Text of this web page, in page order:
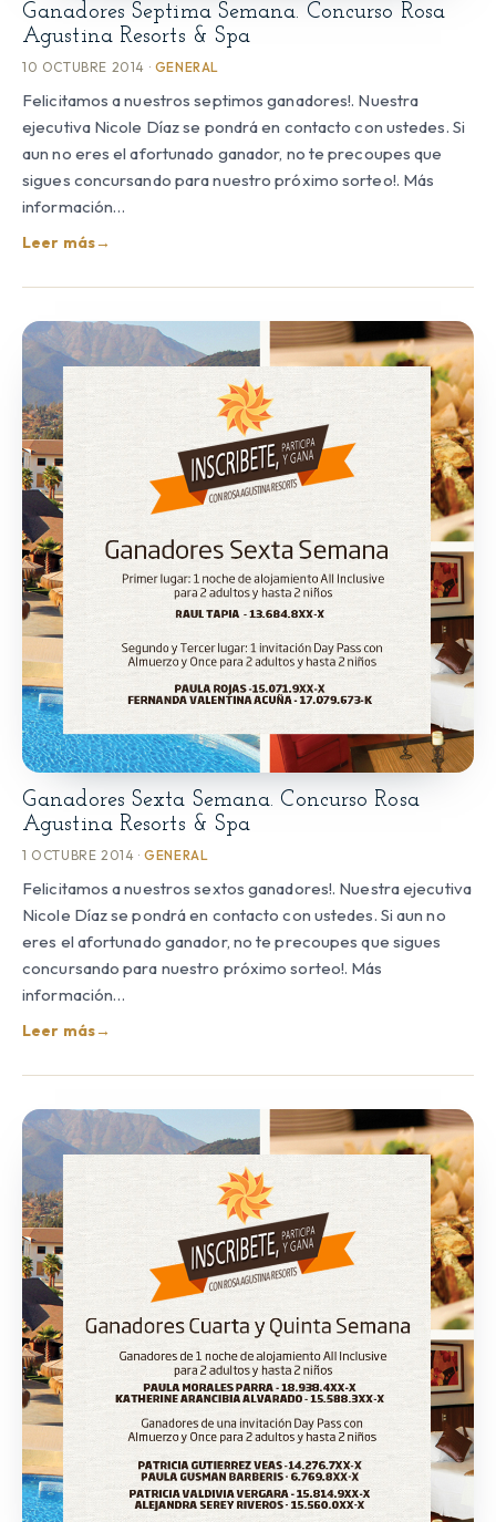
Ganadores Septima Semana. Concurso Rosa
Agustina Resorts & Spa
10 OCTUBRE 2014 · GENERAL
Felicitamos a nuestros septimos ganadores!. Nuestra
ejecutiva Nicole Díaz se pondrá en contacto con ustedes. Si
aun no eres el afortunado ganador, no te precoupes que
sigues concursando para nuestro próximo sorteo!. Más
información…
Leer más→
Ganadores Sexta Semana. Concurso Rosa
Agustina Resorts & Spa
1 OCTUBRE 2014 ·GENERAL
Felicitamos a nuestros sextos ganadores!. Nuestra ejecutiva
Nicole Díaz se pondrá en contacto con ustedes. Si aun no
eres el afortunado ganador, no te precoupes que sigues
concursando para nuestro próximo sorteo!. Más
información…
Leer más→